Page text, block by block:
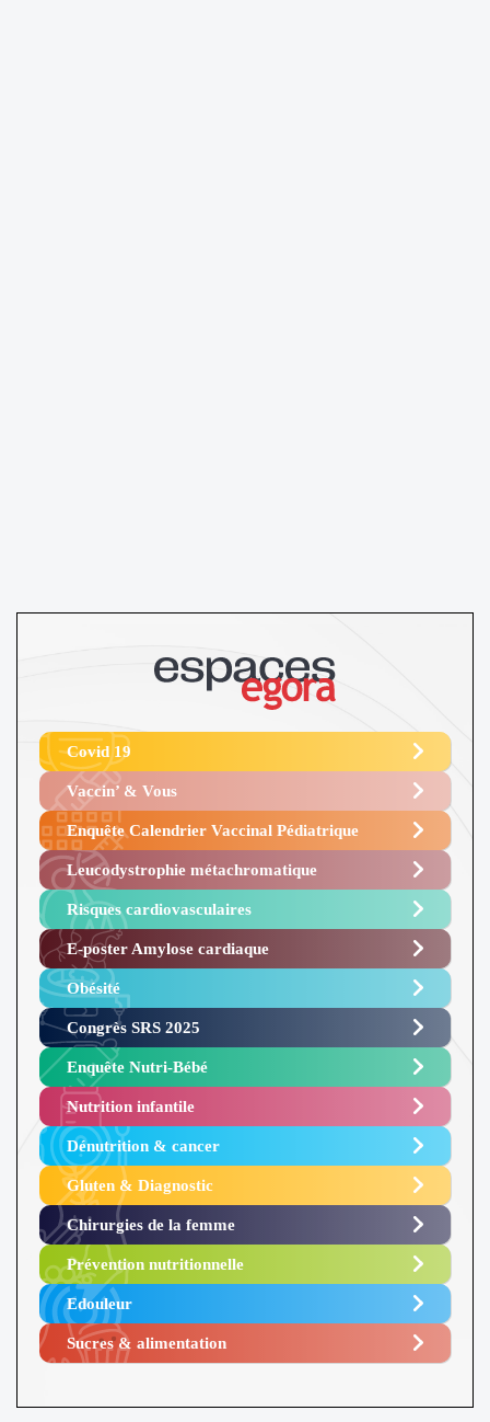
Covid 19
Vaccin’ & Vous
Enquête Calendrier Vaccinal Pédiatrique
Leucodystrophie métachromatique
Risques cardiovasculaires
E-poster Amylose cardiaque ​
Obésité ​
Congrès SRS 2025 ​
Enquête Nutri-Bébé ​
Nutrition infantile
Dénutrition & cancer
Gluten & Diagnostic
Chirurgies de la femme
Prévention nutritionnelle
Edouleur​
Sucres & alimentation​